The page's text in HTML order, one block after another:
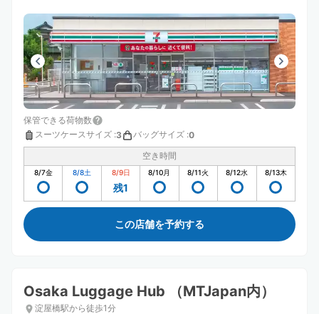
保管できる荷物数
スーツケースサイズ :3 バッグサイズ :0
空き時間
8/7金 8/8土 8/9日
残1
8/10月 8/11火 8/12水 8/13木
この店舗を予約する
Osaka Luggage Hub （MTJapan内）
淀屋橋駅から徒歩1分